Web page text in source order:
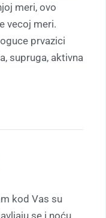
meri, ovo
vecoj meri.
prvazici
supruga, aktivna
kod Vas su
se i noću